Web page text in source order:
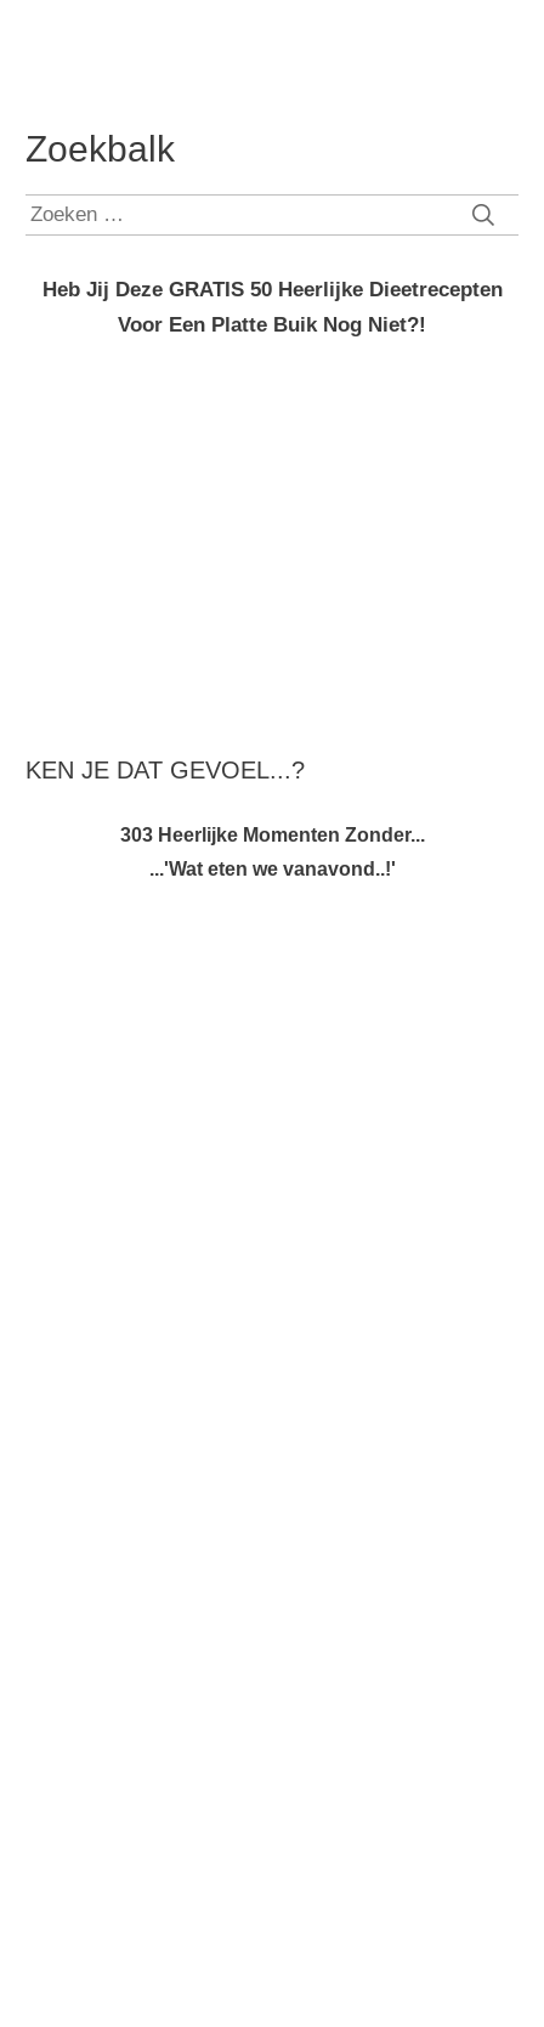
Zoekbalk
Zoeken
Heb Jij Deze GRATIS 50 Heerlijke Dieetrecepten
Voor Een Platte Buik Nog Niet?!
KEN JE DAT GEVOEL...?
303 Heerlijke Momenten Zonder...
...'Wat eten we vanavond..!'